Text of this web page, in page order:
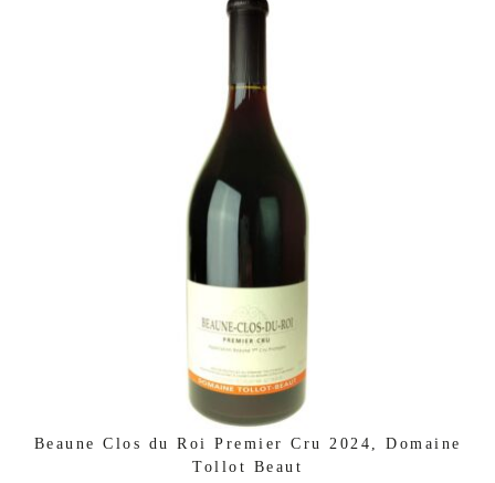
Beaune Clos du Roi Premier Cru 2024, Domaine
Tollot Beaut